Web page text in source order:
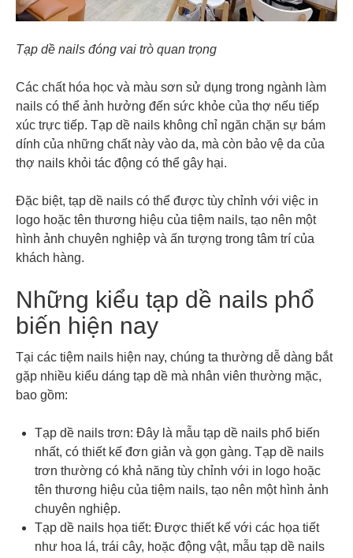
Tạp dề nails đóng vai trò quan trọng
Các chất hóa học và màu sơn sử dụng trong ngành làm
nails có thể ảnh hưởng đến sức khỏe của thợ nếu tiếp
xúc trực tiếp. Tạp dề nails không chỉ ngăn chặn sự bám
dính của những chất này vào da, mà còn bảo vệ da của
thợ nails khỏi tác động có thể gây hại.
Đặc biệt, tạp dề nails có thể được tùy chỉnh với việc in
logo hoặc tên thương hiệu của tiệm nails, tạo nên một
hình ảnh chuyên nghiệp và ấn tượng trong tâm trí của
khách hàng.
Những kiểu tạp dề nails phổ
biến hiện nay
Tại các tiệm nails hiện nay, chúng ta thường dễ dàng bắt
gặp nhiều kiểu dáng tạp dề mà nhân viên thường mặc,
bao gồm:
Tạp dề nails trơn: Đây là mẫu tạp dề nails phổ biến
nhất, có thiết kế đơn giản và gọn gàng. Tạp dề nails
trơn thường có khả năng tùy chỉnh với in logo hoặc
tên thương hiệu của tiệm nails, tạo nên một hình ảnh
chuyên nghiệp.
Tạp dề nails họa tiết: Được thiết kế với các họa tiết
như hoa lá, trái cây, hoặc động vật, mẫu tạp dề nails